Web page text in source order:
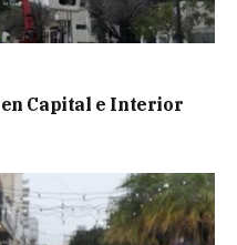
Capital e Interior